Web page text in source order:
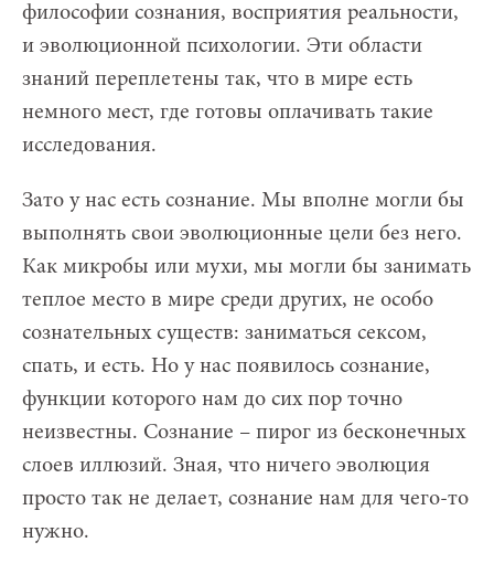
философии сознания, восприятия реальности,
и эволюционной психологии. Эти области
знаний переплетены так, что в мире есть
немного мест, где готовы оплачивать такие
исследования.
Зато у нас есть сознание. Мы вполне могли бы
выполнять свои эволюционные цели без него.
Как микробы или мухи, мы могли бы занимать
теплое место в мире среди других, не особо
сознательных существ: заниматься сексом,
спать, и есть. Но у нас появилось сознание,
функции которого нам до сих пор точно
неизвестны. Сознание – пирог из бесконечных
слоев иллюзий. Зная, что ничего эволюция
просто так не делает, сознание нам для чего-то
нужно.